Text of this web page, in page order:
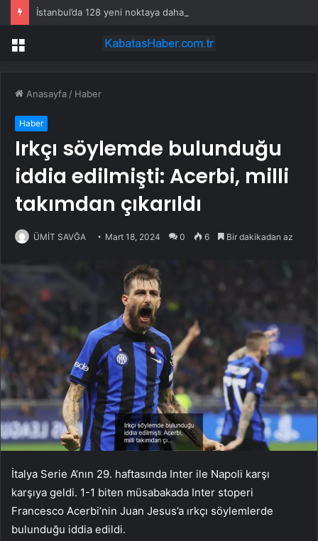
İstanbul’da 128 yeni noktaya daha EDS geliyor
Menü
Anasayfa / Haber
Haber
Irkçı söylemde bulunduğu
iddia edilmişti: Acerbi, milli
takımdan çıkarıldı
ÜMİT SAVĞA Mart 18, 2024 0 6 Bir dakikadan az
İtalya Serie A’nın 29. haftasında Inter ile Napoli karşı
karşıya geldi. 1-1 biten müsabakada Inter stoperi
Francesco Acerbi’nin Juan Jesus’a ırkçı söylemlerde
bulunduğu iddia edildi.